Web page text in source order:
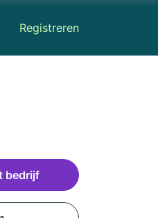
Registreren
bedrijf